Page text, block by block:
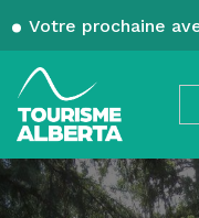
Votre prochaine